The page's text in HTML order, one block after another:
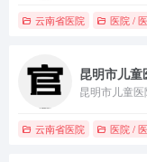
云南省医院 医院 /
昆明市儿童
昆明市儿童医
云南省医院 医院 /